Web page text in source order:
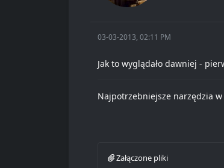
03-03-2013, 02:11 PM
Jak to wyglądało dawniej -
Najpotrzebniejsze narzędzia
Załączone pliki